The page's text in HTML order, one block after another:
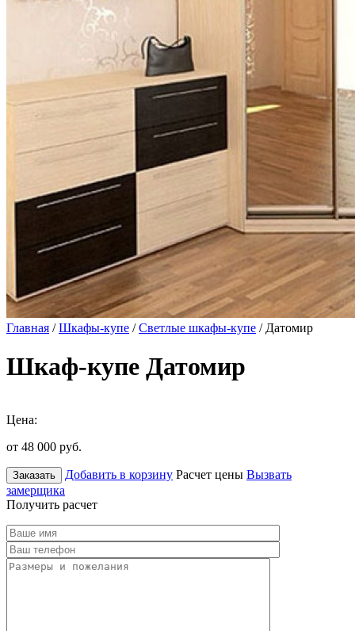
Главная /Шкафы-купе /Светлые шкафы-купе / Датомир
Шкаф-купе Датомир
Цена:
от 48 000 руб.
Заказать Добавить в корзину Расчет цены Вызвать
замерщика
Получить расчет